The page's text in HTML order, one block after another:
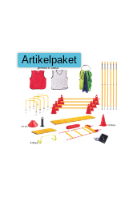
Artikelpaket